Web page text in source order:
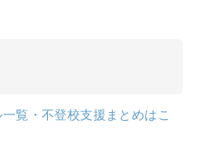
覧・不登校支援まとめはこ